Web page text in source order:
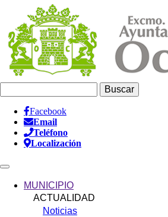
contenido
principal
Información
Header
Facebook
Email
Teléfono
Localización
navigationMUNICIPIO
ACTUALIDAD
Noticias